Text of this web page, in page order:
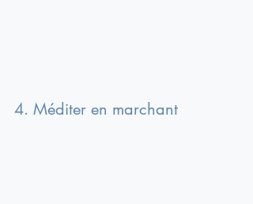
4. Méditer en marchant